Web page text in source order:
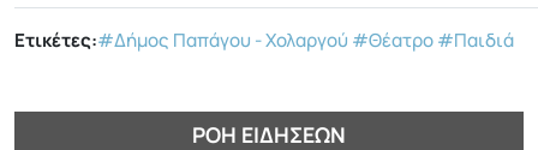
Ετικέτες:#Δήμος Παπάγου - Χολαργού #Θέατρο#Παιδιά
ΡΟΉ ΕΙΔΉΣΕΩΝ